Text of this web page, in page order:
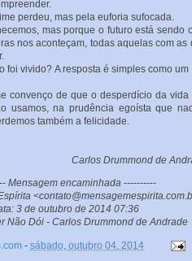
perdeu, mas pela euforia sufocada.
mas porque o futuro está sendo
nos aconteçam, todas aquelas com as
vivido? A resposta é simples como um
de que o desperdício da vida
usamos, na prudência egoísta que
também a felicidade.
de
Mensagem encaminhada ----------
3 de outubro de 2014 07:36
Não Dói - Carlos Drummond de Andrade
- sábado, outubro 04, 2014